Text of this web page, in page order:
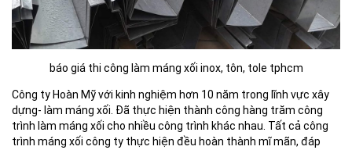
báo giá thi công làm máng xối inox, tôn, tole tphcm
Công ty Hoàn Mỹ với kinh nghiệm hơn 10 năm trong lĩnh vực xây
dựng- làm máng xối. Đã thực hiện thành công hàng trăm công
trình làm máng xối cho nhiều công trình khác nhau. Tất cả công
trình máng xối công ty thực hiện đều hoàn thành mĩ mãn, đáp